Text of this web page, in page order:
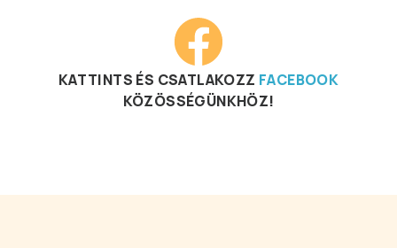
KATTINTS ÉS CSATLAKOZZ FACEBOOK
KÖZÖSSÉGÜNKHÖZ!